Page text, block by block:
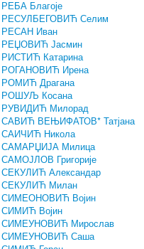
Благоје
РЕСУЛБЕГОВИЋ Селим
РЕСАН Иван
РЕЏОВИЋ Јасмин
РИСТИЋ Катарина
РОГАНОВИЋ Ирена
РОМИЋ Драгана
РОШУЉ Косана
РУВИДИЋ Милорад
САВИЋ ВЕЊИФАТОВ* Татјана
САИЧИЋ Никола
САМАРЏИЈА Милица
САМОЈЛОВ Григорије
СЕКУЛИЋ Александар
СЕКУЛИЋ Милан
СИМЕОНОВИЋ Војин
СИМИЋ Војин
СИМЕУНОВИЋ Мирослав
СИМЕУНОВИЋ Саша